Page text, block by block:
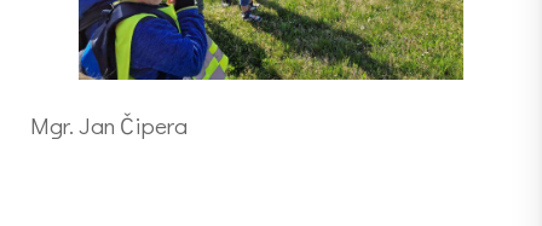
Mgr. Jan Čipera